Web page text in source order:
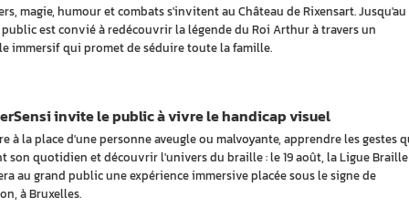
magie, humour et combats s'invitent au Château de Rixensart. Jusqu'au
est convié à redécouvrir la légende du Roi Arthur à travers un
immersif qui promet de séduire toute la famille.
à la place d'une personne aveugle ou malvoyante, apprendre les gestes
son quotidien et découvrir l'univers du braille : le 19 août, la Ligue Braille
au grand public une expérience immersive placée sous le signe de
à Bruxelles.
invite le public à vivre le handicap visuel